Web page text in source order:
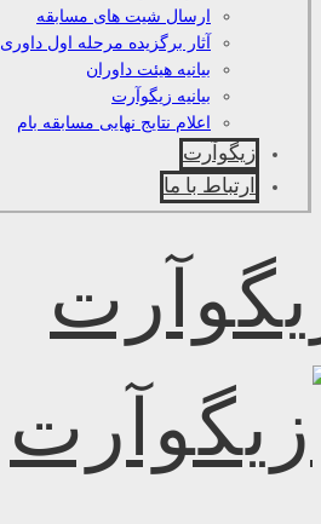
ارسال شیت های مسابقه
آثار برگزیده مرحله اول داوری
بیانیه هیئت داوران
بیانیه زیگوآرت
اعلام نتایج نهایی مسابقه بام
زیگوآرت
ارتباط با ما